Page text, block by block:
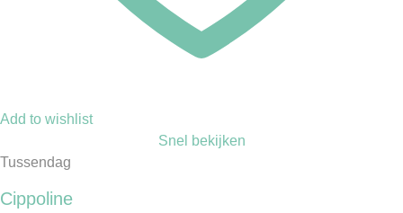
Add to wishlist
Snel bekijken
Tussendag
Cippoline